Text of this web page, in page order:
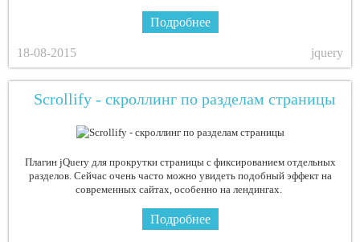
Подробнее
18-08-2015 jquery
Scrollify - скроллинг по разделам страницы
Плагин jQuery для прокрутки страницы с фиксированием отдельных
разделов. Сейчас очень часто можно увидеть подобный эффект на
современных сайтах, особенно на лендингах.
Подробнее